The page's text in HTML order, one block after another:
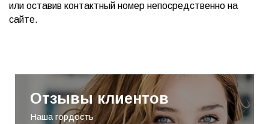
или оставив контактный номер непосредственно на
сайте.
Отзывы клиентов
Наша гордость